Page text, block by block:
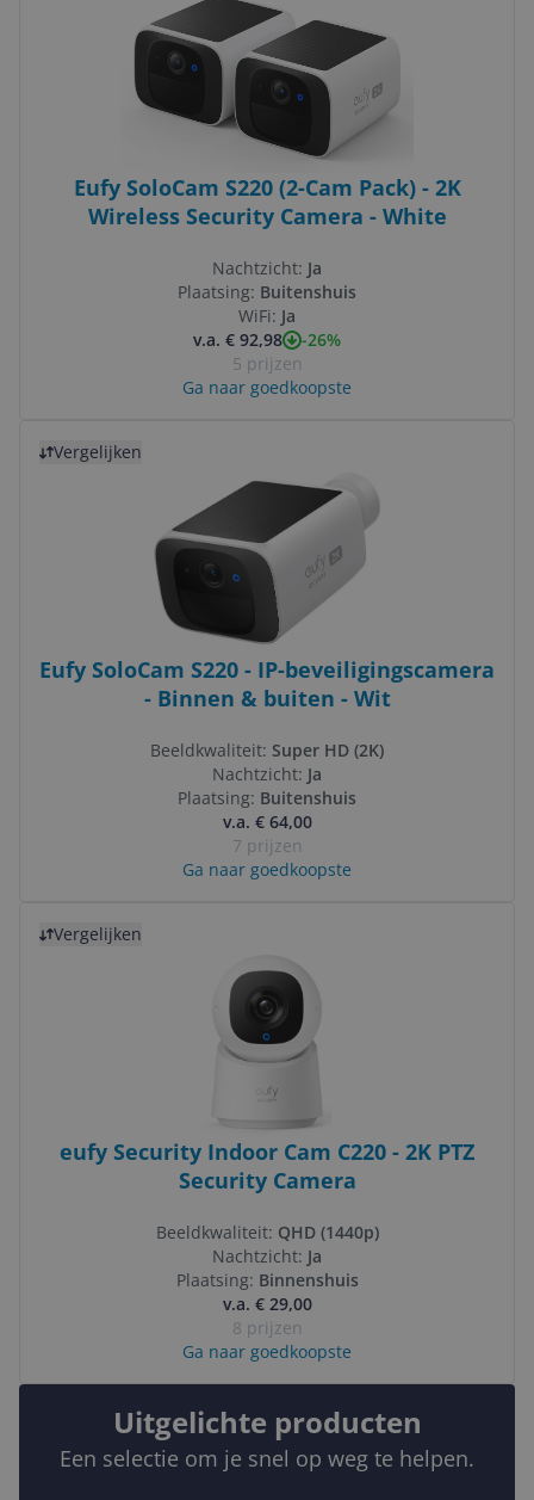
Eufy SoloCam S220 (2-Cam Pack) - 2K
Wireless Security Camera - White
Nachtzicht: Ja
Plaatsing: Buitenshuis
WiFi: Ja
v.a. € 92,98
-26%
5 prijzen
Ga naar goedkoopste
Vergelijken
Eufy SoloCam S220 - IP-beveiligingscamera
- Binnen & buiten - Wit
Beeldkwaliteit: Super HD (2K)
Nachtzicht: Ja
Plaatsing: Buitenshuis
v.a. € 64,00
7 prijzen
Ga naar goedkoopste
Vergelijken
eufy Security Indoor Cam C220 - 2K PTZ
Security Camera
Beeldkwaliteit: QHD (1440p)
Nachtzicht: Ja
Plaatsing: Binnenshuis
v.a. € 29,00
8 prijzen
Ga naar goedkoopste
Uitgelichte producten
Een selectie om je snel op weg te helpen.